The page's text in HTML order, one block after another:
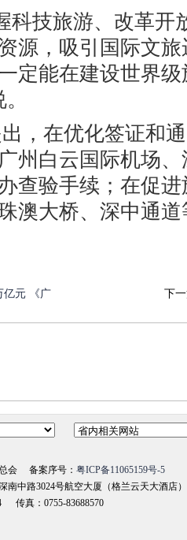
科技旅游、改革开
源，吸引国际文
定能在建设世界
出，在优化签证和
州白云国际机场
查验手续；在促
澳大桥、深中通
亿元 《广 下
会 备案序号： 粤ICP备11065159号-5
南中路3024号航空大厦（格兰云天大酒店
传真：0755-83688570